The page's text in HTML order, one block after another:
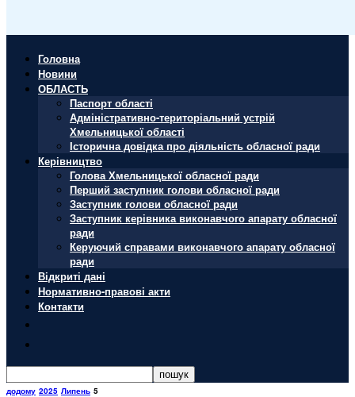
Головна
Новини
ОБЛАСТЬ
Паспорт області
Адміністративно-територіальний устрій
Хмельницької області
Історична довідка про діяльність обласної ради
Керівництво
Голова Хмельницької обласної ради
Перший заступник голови обласної ради
Заступник голови обласної ради
Заступник керівника виконавчого апарату обласної
ради
Керуючий справами виконавчого апарату обласної
ради
Відкриті дані
Нормативно-правові акти
Контакти
додому 2025 Липень 5